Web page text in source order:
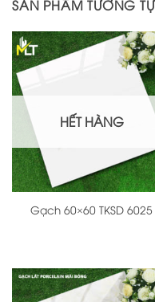
SẢN PHẨM TƯƠNG TỰ
HẾT HÀNG
Gạch 60×60 TKSD 6025